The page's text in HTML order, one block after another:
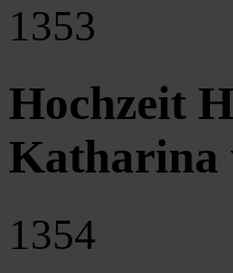
1353
Hochzeit
Katharina
1354